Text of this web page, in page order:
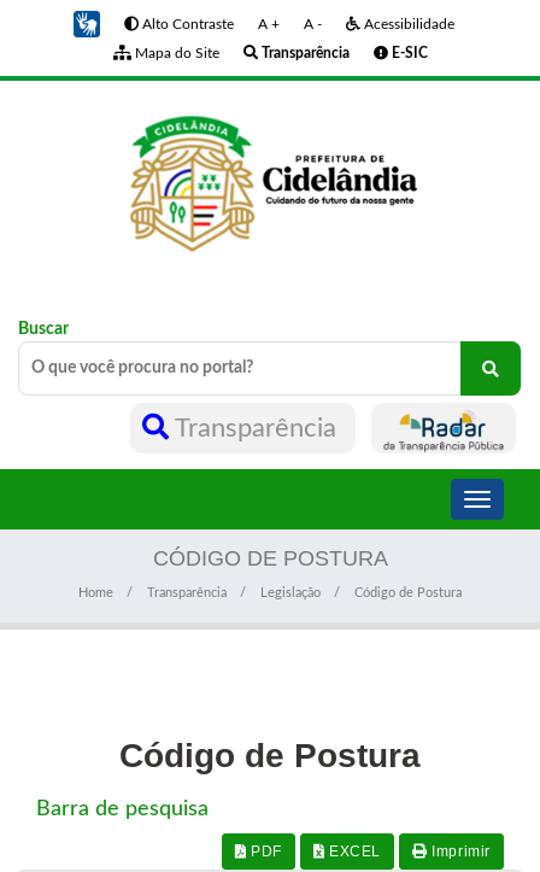
Alto Contraste A + A -
Acessibilidade
Mapa do Site
Transparência E-SIC
Buscar
Transparência
Toggle
CÓDIGO DE POSTURA
Home Transparência Legislação Código de Postura
Código de Postura
Barra de pesquisa
PDF EXCEL Imprimir